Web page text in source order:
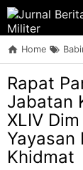
Home
Rapat
Jabatan
XLIV
Yayasan
Khidmat